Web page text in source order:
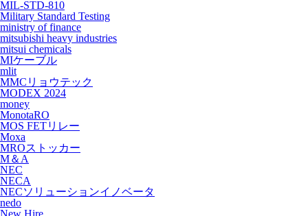
MIL-STD-810
Military Standard Testing
ministry of finance
mitsubishi heavy industries
mitsui chemicals
MIケーブル
mlit
MMCリョウテック
MODEX 2024
money
MonotaRO
MOS FETリレー
Moxa
MROストッカー
M＆A
NEC
NECA
NECソリューションイノベータ
nedo
New Hire